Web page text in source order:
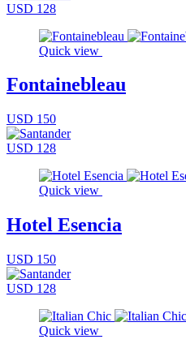
USD 128
Quick view
Fontainebleau
USD 150
USD 128
Quick view
Hotel Esencia
USD 150
USD 128
Quick view